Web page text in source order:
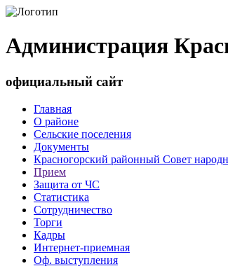
Администрация
официальный сайт
Главная
О районе
Сельские поселения
Документы
Красногорский районный Совет
Прием
Защита от ЧС
Статистика
Сотрудничество
Торги
Кадры
Интернет-приемная
Оф. выступления